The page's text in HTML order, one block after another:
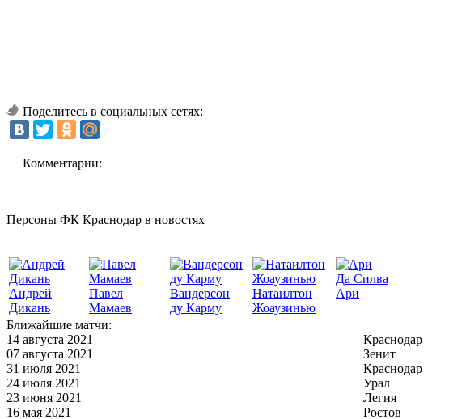
Поделитесь в социальных сетях:
Комментарии:
Персоны ФК Краснодар в новостях
Андрей
Дикань
Павел
Мамаев
Вандерсон
ду Карму
Натаилтон
Жоаузинью
Да Силва
Ари
Ближайшие матчи:
14 августа 2021
Краснодар
07 августа 2021
Зенит
31 июля 2021
Краснодар
24 июля 2021
Урал
23 июня 2021
Легия
16 мая 2021
Ростов